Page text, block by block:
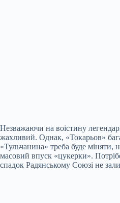
Незважаючи на воістину
жахливий. Однак, «Токарьов»
«Тульчанина» треба буде
масовий впуск «цукерки».
спадок Радянському Союзі не